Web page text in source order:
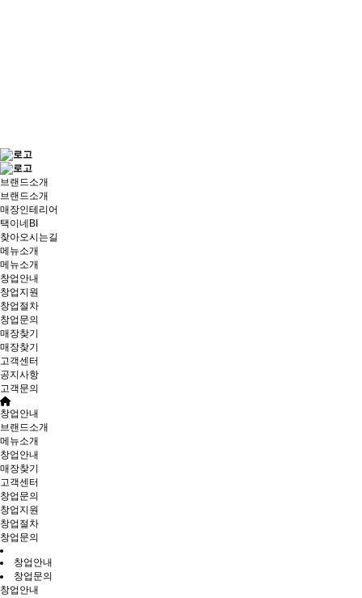
브랜드소개
브랜드소개
매장인테리어
택이네BI
찾아오시는길
메뉴소개
메뉴소개
창업안내
창업지원
창업절차
창업문의
매장찾기
매장찾기
고객센터
공지사항
고객문의
창업안내
브랜드소개
메뉴소개
창업안내
매장찾기
고객센터
창업문의
창업지원
창업절차
창업문의
창업안내
창업문의
창업안내